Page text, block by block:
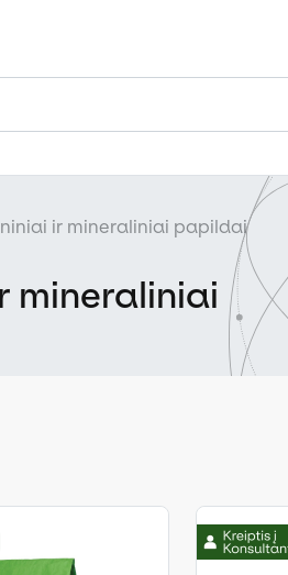
ir mineraliniai papildai
mineraliniai